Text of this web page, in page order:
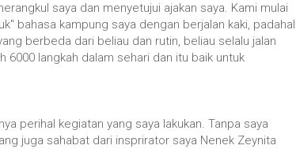
saya dan menyetujui ajakan saya. Kami mulai
bahasa kampung saya dengan berjalan kaki, padahal
berbeda dari beliau dan rutin, beliau selalu jalan
6000 langkah dalam sehari dan itu baik untuk
perihal kegiatan yang saya lakukan. Tanpa saya
juga sahabat dari insprirator saya Nenek Zeynita